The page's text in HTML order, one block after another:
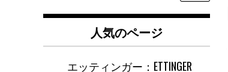
ト
人気のページ
エッティンガー：ETTINGER